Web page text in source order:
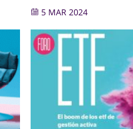
5 MAR 2024